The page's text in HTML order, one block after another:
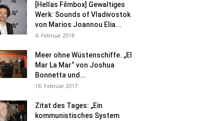
[Hellas Filmbox] Gewaltiges
Werk: Sounds of Vladivostok
von Marios Joannou Elia...
4. Februar 2018
Meer ohne Wüstenschiffe. „El
Mar La Mar“ von Joshua
Bonnetta und...
18. Februar 2017
Zitat des Tages: „Ein
kommunistisches System